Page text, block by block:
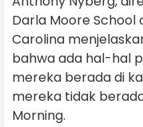
Darla Moore School
Carolina
bahwa ada hal-hal
mereka berada di
mereka tidak
Morning.